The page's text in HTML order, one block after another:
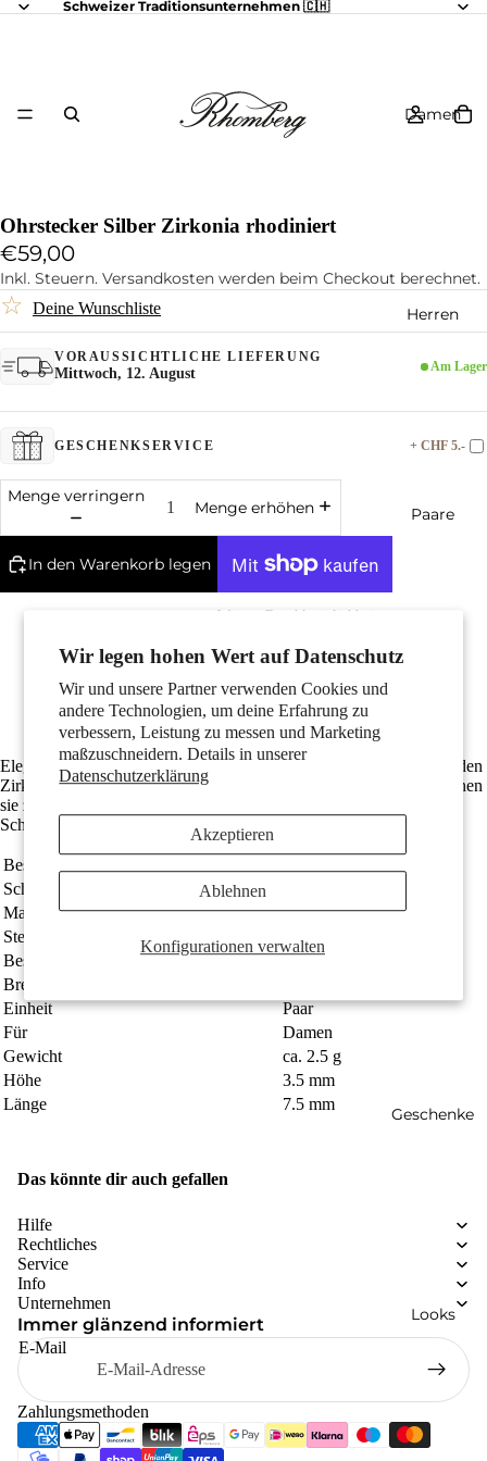
Wir legen hohen Wert auf Datenschutz
Wir und unsere Partner verwenden Cookies und
andere Technologien, um deine Erfahrung zu
verbessern, Leistung zu messen und Marketing
maßzuschneidern. Details in unserer
Datenschutzerklärung
Konfigurationen verwalten
Akzeptieren
Ablehnen
Schweizer Traditionsunternehmen 🇨🇭
Damen
Herren
Paare
Geschenke
Looks
Ohrstecker Silber Zirkonia rhodiniert
€59,00
Inkl. Steuern. Versandkosten werden beim Checkout berechnet.
☆ Deine Wunschliste
VORAUSSICHTLICHE LIEFERUNG
Mittwoch, 12. August Am Lager
GESCHENKSERVICE + CHF 5.-
Menge verringern
Menge erhöhen
In den Warenkorb legen
Weitere Bezahlmöglichkeiten
Anlaufschutz durch Rhodiumbeschichtung
Mit funkelndem Zirkonia
Die Gesamtlänge ist 7.5 mm
Kostenlose Lieferung
Elegante Damen Ohrstecker aus feinem Silber, verziert mit funkelnden
Zirkonia-Steinen. Zeitloses Design und hochwertiges Material machen
sie zum perfekten Accessoire für jeden Anlass. Ein zeitloser
Schmuckklassiker, der stilvolle Akzente setzt.
Bestellnummer
Schmuckart
Material
Silber
Steine
Zirkonia
Beschichtung
rhodiniert
Breite
Einheit
Paar
Für
Damen
Gewicht
ca. 2.5 g
Höhe
3.5 mm
Länge
7.5 mm
Das könnte dir auch gefallen
Hilfe
Rechtliches
Service
Info
Unternehmen
Immer glänzend informiert
E-Mail
Zahlungsmethoden